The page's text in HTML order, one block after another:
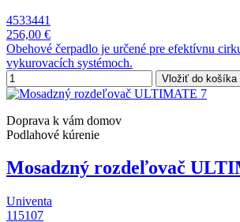
4533441
256,00 €
Obehové čerpadlo je určené pre efektívnu
vykurovacích systémoch.
Vložiť do košíka
Doprava k vám domov
Podlahové kúrenie
Mosadzný rozdeľovač
Univenta
115107